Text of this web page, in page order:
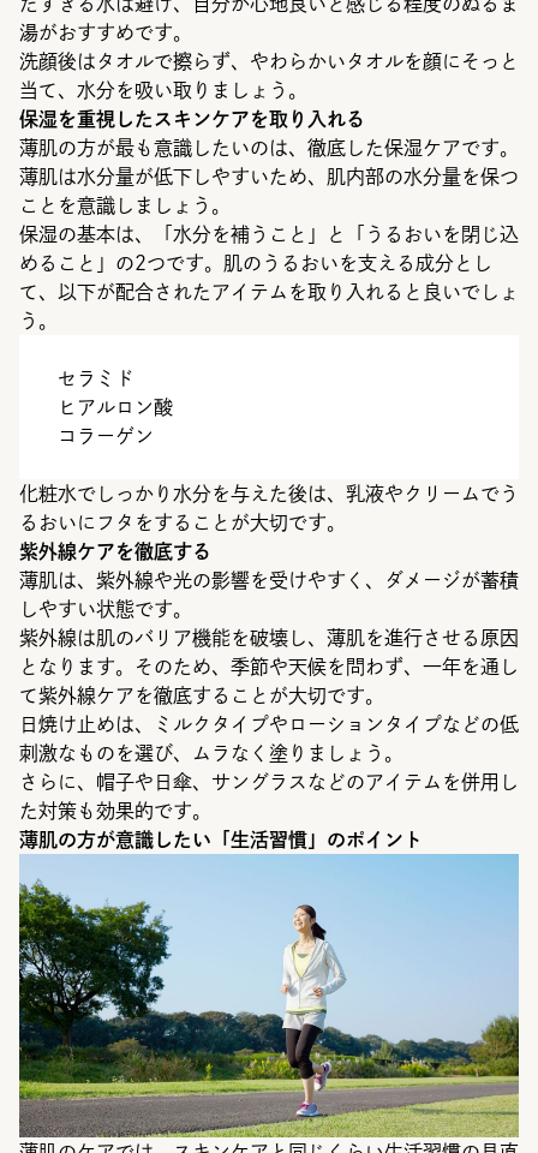
たすぎる水は避け、自分が心地良いと感じる程度のぬるま
湯がおすすめです。
洗顔後はタオルで擦らず、やわらかいタオルを顔にそっと
当て、水分を吸い取りましょう。
保湿を重視したスキンケアを取り入れる
薄肌の方が最も意識したいのは、徹底した保湿ケアです。
薄肌は水分量が低下しやすいため、肌内部の水分量を保つ
ことを意識しましょう。
保湿の基本は、「水分を補うこと」と「うるおいを閉じ込
めること」の2つです。肌のうるおいを支える成分とし
て、以下が配合されたアイテムを取り入れると良いでしょ
う。
セラミド
ヒアルロン酸
コラーゲン
化粧水でしっかり水分を与えた後は、乳液やクリームでう
るおいにフタをすることが大切です。
紫外線ケアを徹底する
薄肌は、紫外線や光の影響を受けやすく、ダメージが蓄積
しやすい状態です。
紫外線は肌のバリア機能を破壊し、薄肌を進行させる原因
となります。そのため、季節や天候を問わず、一年を通し
て紫外線ケアを徹底することが大切です。
日焼け止めは、ミルクタイプやローションタイプなどの低
刺激なものを選び、ムラなく塗りましょう。
さらに、帽子や日傘、サングラスなどのアイテムを併用し
た対策も効果的です。
薄肌の方が意識したい「生活習慣」のポイント